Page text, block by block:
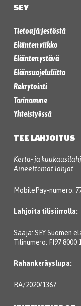
SEY
Tietoa järjestöstä
Eläinten viikko
Eläinten ystävä
Eläinsuojeluliitto
Rekrytointi
Tarinamme
Yhteistyössä
TEE LAHJOITUS
Kerta- ja
Aineettomat lahjat
MobilePay-numero:
Lahjoita tilisiirrolla:
Saaja: SEY Suomen
Tilinumero: FI97 8000
Rahankeräyslupa:
RA/2020/1367